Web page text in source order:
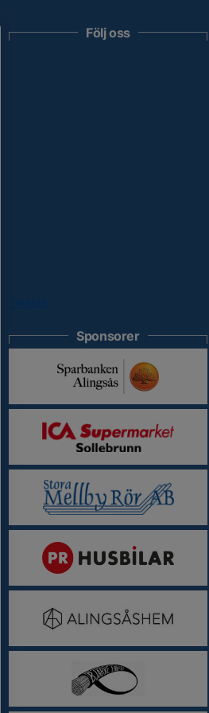
Följ oss
Sponsorer